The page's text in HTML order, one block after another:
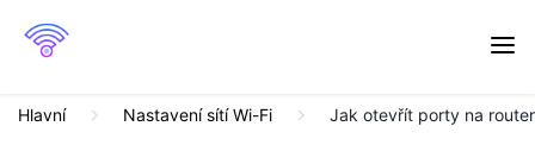
Hlavní Nastavení sítí Wi-Fi Jak otevřít porty na